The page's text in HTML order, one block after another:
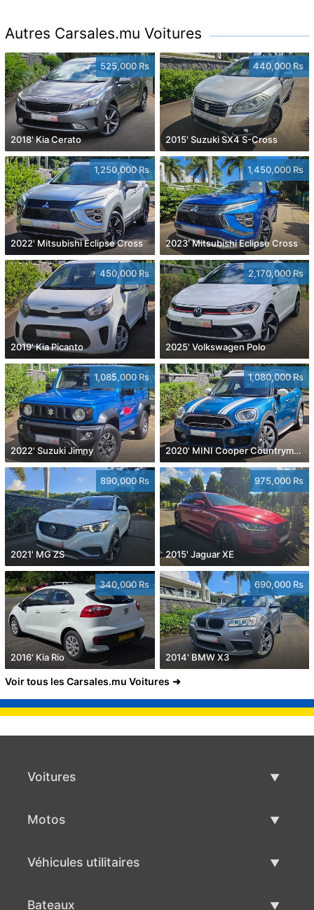
Autres Carsales.mu Voitures
525,000 Rs
2018' Kia Cerato
440,000 Rs
2015' Suzuki SX4 S-Cross
1,250,000 Rs
2022' Mitsubishi Eclipse Cross
1,450,000 Rs
2023' Mitsubishi Eclipse Cross
450,000 Rs
2019' Kia Picanto
2,170,000 Rs
2025' Volkswagen Polo
1,085,000 Rs
2022' Suzuki Jimny
1,080,000 Rs
2020' MINI Cooper Countryman
890,000 Rs
2021' MG ZS
975,000 Rs
2015' Jaguar XE
340,000 Rs
2016' Kia Rio
690,000 Rs
2014' BMW X3
Voir tous les Carsales.mu Voitures
Voitures
Motos
Véhicules utilitaires
Bateaux